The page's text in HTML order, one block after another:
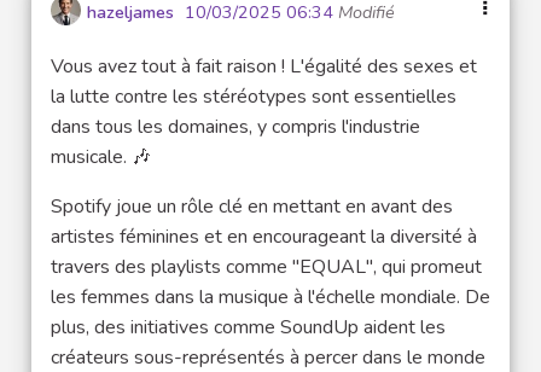
hazeljames 10/03/2025 06:34 Modifié
Vous avez tout à fait raison ! L'égalité des sexes et
la lutte contre les stéréotypes sont essentielles
dans tous les domaines, y compris l'industrie
musicale. 🎶
Spotify joue un rôle clé en mettant en avant des
artistes féminines et en encourageant la diversité à
travers des playlists comme "EQUAL", qui promeut
les femmes dans la musique à l'échelle mondiale. De
plus, des initiatives comme SoundUp aident les
créateurs sous-représentés à percer dans le monde